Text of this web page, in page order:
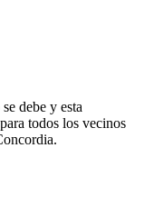
debe y esta
todos los vecinos